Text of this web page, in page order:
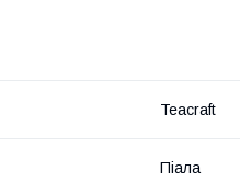
Teacraft
Піала